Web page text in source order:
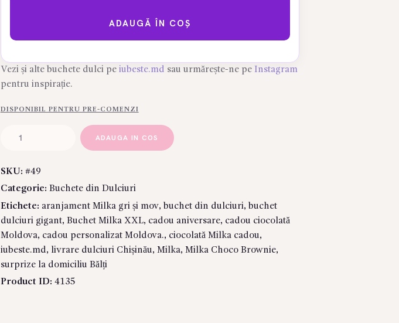
ADAUGĂ ÎN COȘ
Vezi și alte buchete dulci pe iubeste.md sau urmărește-ne pe Instagram
pentru inspirație.
DISPONIBIL PENTRU PRE-COMENZI
Milka
„Purple
Majesty”
XXL
#1
–
Aranjament
Premium
ADAUGA IN COS
SKU: #49
Categorie: Buchete din Dulciuri
Etichete: aranjament Milka gri și mov, buchet din dulciuri, buchet
dulciuri gigant, Buchet Milka XXL, cadou aniversare, cadou ciocolată
Moldova, cadou personalizat Moldova., ciocolată Milka cadou,
iubeste.md, livrare dulciuri Chișinău, Milka, Milka Choco Brownie,
surprize la domiciliu Bălți
Product ID: 4135